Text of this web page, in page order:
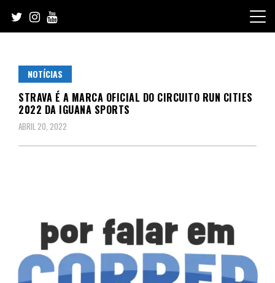
content
NOTÍCIAS
STRAVA É A MARCA OFICIAL DO CIRCUITO RUN CITIES
2022 DA IGUANA SPORTS
ABRIL 20, 2022